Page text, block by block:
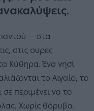
— στα
στις ουρές
Κύθηρα. Ένα νησί
το Αιγαίο, το
σε περιμένει να το
Χωρίς θόρυβο.